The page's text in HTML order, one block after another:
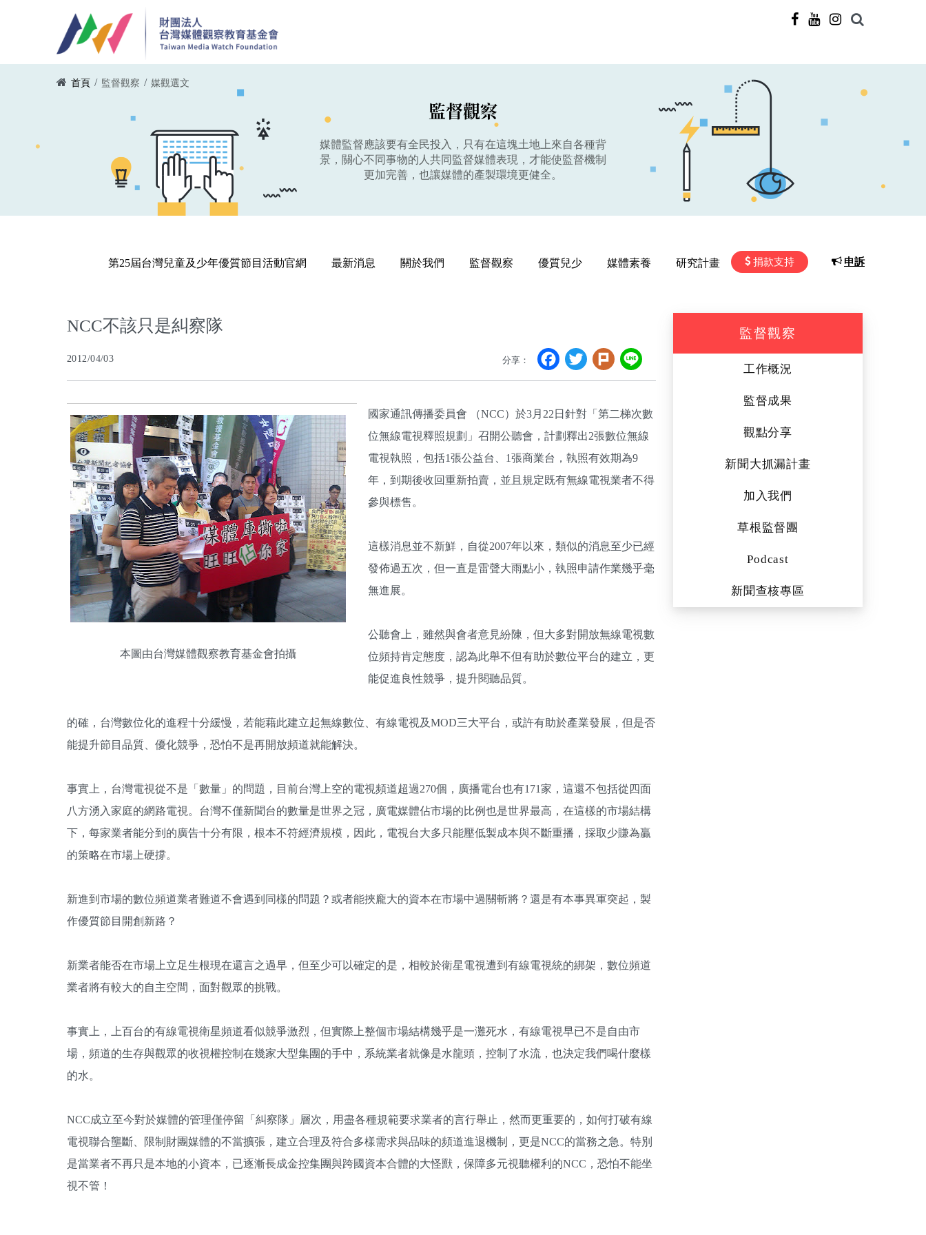
您在這裡
首頁 / 監督觀察 / 媒觀選文
監督觀察
媒體監督應該要有全民投入，只有在這塊土地上來自各種背
景，關心不同事物的人共同監督媒體表現，才能使監督機制
更加完善，也讓媒體的產製環境更健全。
第25屆台灣兒童及少年優質節目活動官網 最新消息 關於我們 監督觀察 優質兒少 媒體素養 研究計畫 申訴
捐款支持
NCC不該只是糾察隊
2012/04/03 分享： Facebook
Twitter
PlurkLine
本圖由台灣媒體觀察教育基金會拍攝
國家通訊傳播委員會 （NCC）於3月22日針對「第二梯次數
位無線電視釋照規劃」召開公聽會，計劃釋出2張數位無線
電視執照，包括1張公益台、1張商業台，執照有效期為9
年，到期後收回重新拍賣，並且規定既有無線電視業者不得
參與標售。
這樣消息並不新鮮，自從2007年以來，類似的消息至少已經
發佈過五次，但一直是雷聲大雨點小，執照申請作業幾乎毫
無進展。
公聽會上，雖然與會者意見紛陳，但大多對開放無線電視數
位頻持肯定態度，認為此舉不但有助於數位平台的建立，更
能促進良性競爭，提升閱聽品質。
的確，台灣數位化的進程十分緩慢，若能藉此建立起無線數位、有線電視及MOD三大平台，或許有助於產業發展，但是否
能提升節目品質、優化競爭，恐怕不是再開放頻道就能解決。
事實上，台灣電視從不是「數量」的問題，目前台灣上空的電視頻道超過270個，廣播電台也有171家，這還不包括從四面
八方湧入家庭的網路電視。台灣不僅新聞台的數量是世界之冠，廣電媒體佔市場的比例也是世界最高，在這樣的市場結構
下，每家業者能分到的廣告十分有限，根本不符經濟規模，因此，電視台大多只能壓低製成本與不斷重播，採取少賺為贏
的策略在市場上硬撐。
新進到市場的數位頻道業者難道不會遇到同樣的問題？或者能挾龐大的資本在市場中過關斬將？還是有本事異軍突起，製
作優質節目開創新路？
新業者能否在市場上立足生根現在還言之過早，但至少可以確定的是，相較於衛星電視遭到有線電視統的綁架，數位頻道
業者將有較大的自主空間，面對觀眾的挑戰。
事實上，上百台的有線電視衛星頻道看似競爭激烈，但實際上整個市場結構幾乎是一灘死水，有線電視早已不是自由市
場，頻道的生存與觀眾的收視權控制在幾家大型集團的手中，系統業者就像是水龍頭，控制了水流，也決定我們喝什麼樣
的水。
NCC成立至今對於媒體的管理僅停留「糾察隊」層次，用盡各種規範要求業者的言行舉止，然而更重要的，如何打破有線
電視聯合壟斷、限制財團媒體的不當擴張，建立合理及符合多樣需求與品味的頻道進退機制，更是NCC的當務之急。特別
是當業者不再只是本地的小資本，已逐漸長成金控集團與跨國資本合體的大怪獸，保障多元視聽權利的NCC，恐怕不能坐
視不管！
監督觀察
工作概況
監督成果
觀點分享
新聞大抓漏計畫
加入我們
草根監督團
Podcast
新聞查核專區